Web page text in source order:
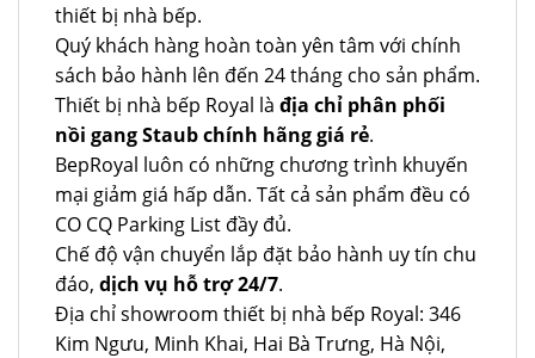
thiết bị nhà bếp.
Quý khách hàng hoàn toàn yên tâm với chính
sách bảo hành lên đến 24 tháng cho sản phẩm.
Thiết bị nhà bếp Royal là địa chỉ phân phối
nồi gang Staub chính hãng giá rẻ.
BepRoyal luôn có những chương trình khuyến
mại giảm giá hấp dẫn. Tất cả sản phẩm đều có
CO CQ Parking List đầy đủ.
Chế độ vận chuyển lắp đặt bảo hành uy tín chu
đáo, dịch vụ hỗ trợ 24/7.
Địa chỉ showroom thiết bị nhà bếp Royal: 346
Kim Ngưu, Minh Khai, Hai Bà Trưng, Hà Nội,